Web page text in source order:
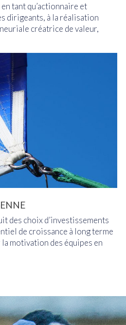
tant qu’actionnaire et
dirigeants, à la réalisation
créatrice de valeur,
des choix d’investissements
de croissance à long terme
motivation des équipes en